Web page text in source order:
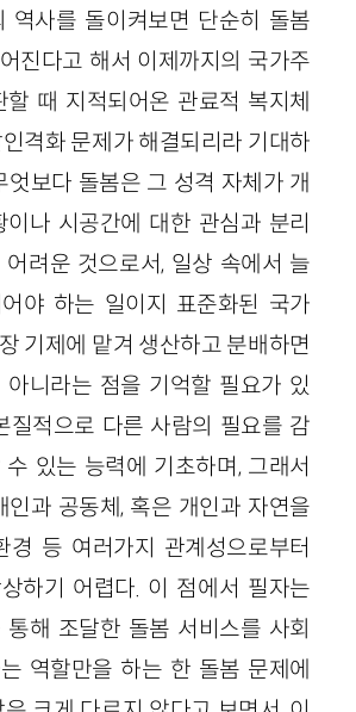
역사를 돌이켜보면 단순히 돌봄
진다고 해서 이제까지의 국가주
할 때 지적되어온 관료적 복지체
격화 문제가 해결되리라 기대하
엇보다 돌봄은 그 성격 자체가 개
이나 시공간에 대한 관심과 분리
려운 것으로서, 일상 속에서 늘
야 하는 일이지 표준화된 국가
기제에 맡겨 생산하고 분배하면
아니라는 점을 기억할 필요가 있
질적으로 다른 사람의 필요를 감
있는 능력에 기초하며, 그래서
인과 공동체, 혹은 개인과 자연을
경 등 여러가지 관계성으로부터
하기 어렵다. 이 점에서 필자는
통해 조달한 돌봄 서비스를 사회
역할만을 하는 한 돌봄 문제에